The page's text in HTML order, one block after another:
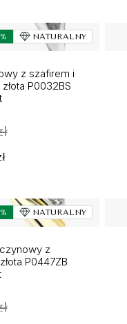
NATURALNY
z szafirem i
P0032BS
NATURALNY
z
P0447ZB